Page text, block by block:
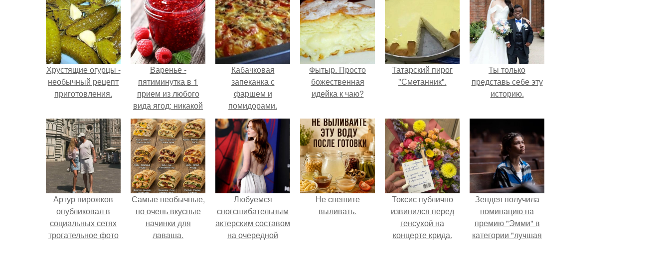
Хрустящие огурцы -
необычный рецепт
приготовления.
Варенье -
пятиминутка в 1
прием из любого
вида ягод: никакой
длительной варки,
все витамины на
месте!
Кабачковая
запеканка с
фаршем и
помидорами.
Фытыр. Просто
божественная
идейка к чаю?
Татарский пирог
"Сметанник".
Ты только
представь себе эту
историю.
Артур пирожков
опубликовал в
социальных сетях
трогательное фото
Самые необычные,
но очень вкусные
начинки для
лаваша.
Любуемся
сногсшибательным
актерским составом
на очередной
Не спешите
выливать.
Токсис публично
извинился перед
генсухой на
концерте крида.
Зендея получила
номинацию на
премию "Эмми" в
категории "лучшая